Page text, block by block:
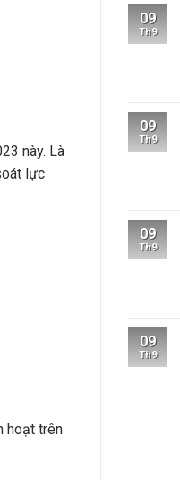
này. Là
lực
hoạt trên
09
Th9
09
Th9
09
Th9
09
Th9